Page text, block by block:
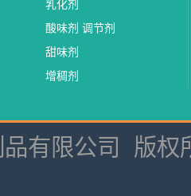
乳化剂
酸味剂 调节剂
甜味剂
增稠剂
有限公司 版权